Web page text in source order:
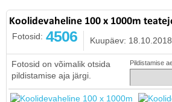
Koolidevaheline 100 x 1000m
Fotosid: 4506 Kuupäev: 18.10.2018
Fotosid on võimalik otsida
pildistamise aja järgi.
Pildistamise